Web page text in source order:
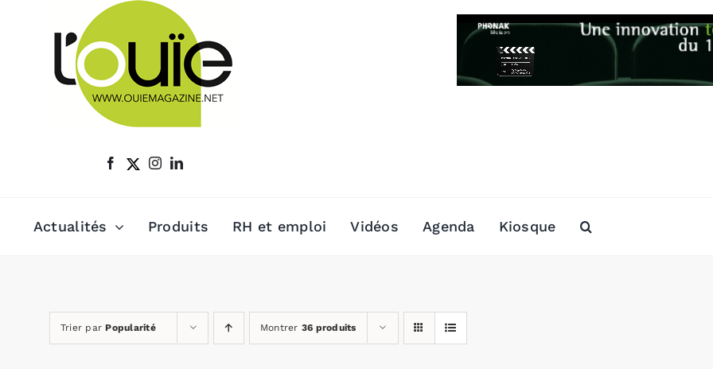
Actualités Produits RH et emploi Vidéos Agenda Kiosque
Trier parPopularité Montrer 36 produits